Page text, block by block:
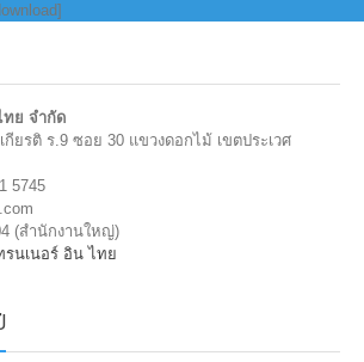
ทย จำกัด
ยรติ ร.9 ซอย 30 แขวงดอกไม้ เขตประเวศ
5745
(สำนักงานใหญ่)
นเนอร์ อิน ไทย